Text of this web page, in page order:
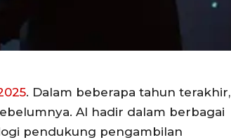
. Dalam beberapa tahun terakhir,
AI hadir dalam berbagai
pendukung pengambilan